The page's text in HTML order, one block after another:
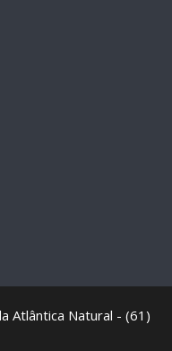
Atlântica Natural - (61)